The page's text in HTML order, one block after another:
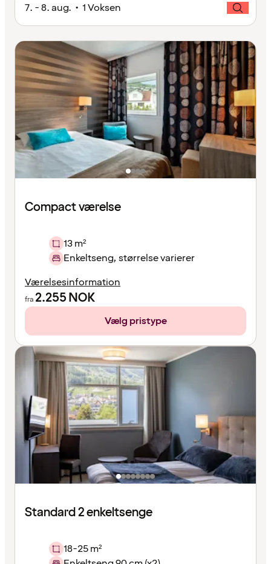
7. - 8. aug. • 1 Voksen
Compact værelse
13 m²
Enkeltseng, størrelse varierer
Værelsesinformation
fra 2.255NOK
Vælg pristype
Standard 2 enkeltsenge
18-25 m²